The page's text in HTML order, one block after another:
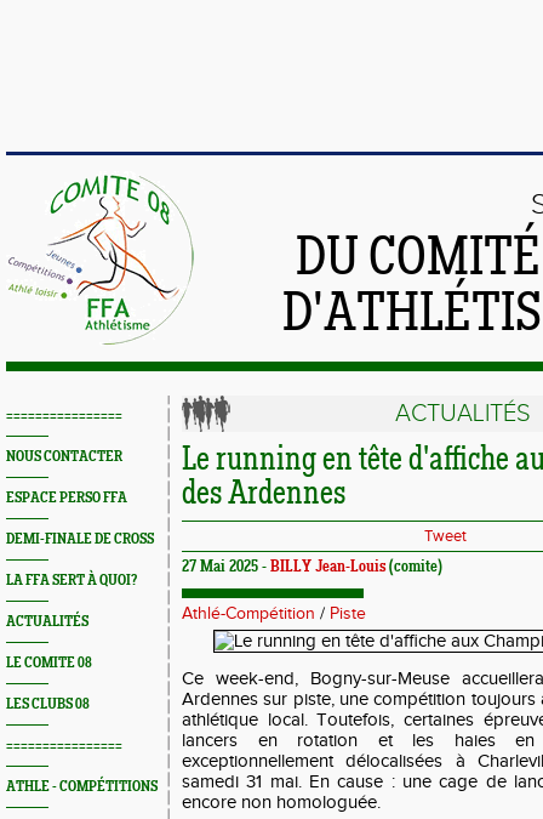
DU
================
NOUS CONTACTER
ESPACE PERSO FFA
DEMI-FINALE DE CROSS
LA FFA SERT À QUOI?
ACTUALITÉS
LE COMITE 08
LES CLUBS 08
================
ATHLE - COMPÉTITIONS
ACTUALITÉS
Le running en tête d'affiche
des Ardennes
Tweet
27 Mai 2025 - BILLY Jean-Louis(comite)
Athlé-Compétition / Piste
Ce week-end, Bogny-sur-Meuse
Ardennes sur piste, une compétition
athlétique local. Toutefois, certaines
lancers en rotation et les haies en
exceptionnellement délocalisées à
samedi 31 mai. En cause : une cage de
encore non homologuée.